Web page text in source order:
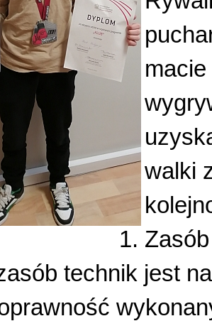
walki
technik jest